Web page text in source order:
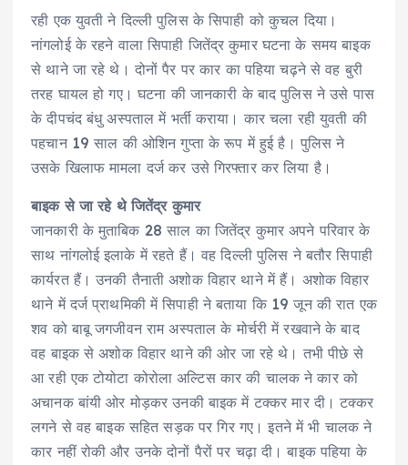
रही एक युवती ने दिल्ली पुलिस के सिपाही को कुचल दिया।
नांगलोई के रहने वाला सिपाही जितेंद्र कुमार घटना के समय बाइक
से थाने जा रहे थे। दोनों पैर पर कार का पहिया चढ़ने से वह बुरी
तरह घायल हो गए। घटना की जानकारी के बाद पुलिस ने उसे पास
के दीपचंद बंधु अस्पताल में भर्ती कराया। कार चला रही युवती की
पहचान 19 साल की ओशिन गुप्ता के रूप में हुई है। पुलिस ने
उसके खिलाफ मामला दर्ज कर उसे गिरफ्तार कर लिया है।
बाइक से जा रहे थे जितेंद्र कुमार
जानकारी के मुताबिक 28 साल का जितेंद्र कुमार अपने परिवार के
साथ नांगलोई इलाके में रहते हैं। वह दिल्ली पुलिस ने बतौर सिपाही
कार्यरत हैं। उनकी तैनाती अशोक विहार थाने में हैं। अशोक विहार
थाने में दर्ज प्राथमिकी में सिपाही ने बताया कि 19 जून की रात एक
शव को बाबू जगजीवन राम अस्पताल के मोर्चरी में रखवाने के बाद
वह बाइक से अशोक विहार थाने की ओर जा रहे थे। तभी पीछे से
आ रही एक टोयोटा कोरोला अल्टिस कार की चालक ने कार को
अचानक बांयी ओर मोड़कर उनकी बाइक में टक्कर मार दी। टक्कर
लगने से वह बाइक सहित सड़क पर गिर गए। इतने में भी चालक ने
कार नहीं रोकी और उनके दोनों पैरों पर चढ़ा दी। बाइक पहिया के